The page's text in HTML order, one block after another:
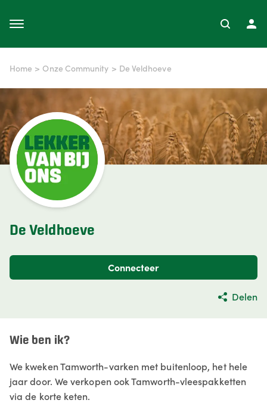
Home > Onze Community > De Veldhoeve
De Veldhoeve
Connecteer
Delen
Wie ben ik?
We kweken Tamworth-varken met buitenloop, het hele
jaar door. We verkopen ook Tamworth-vleespakketten
via de korte keten.